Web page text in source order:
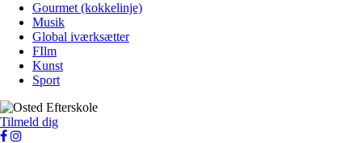
Gourmet (kokkelinje)
Musik
Global iværksætter
FIlm
Kunst
Sport
Tilmeld dig